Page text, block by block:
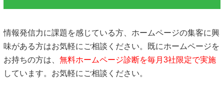
情報発信力に課題を感じている方、ホームページの集客に興
味がある方はお気軽にご相談ください。既にホームページを
お持ちの方は、 無料ホームページ診断を毎月3社限定で実施
しています。お気軽にご相談ください。